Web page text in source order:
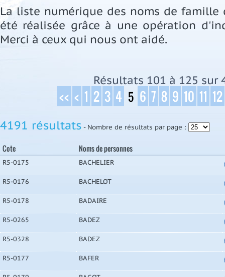
La liste numérique des noms de famille
été réalisée grâce à une opération
Merci à ceux qui nous ont aidé.
Résultats 101 à 125 sur
<< < 1 2 3 4 5 6 7 8 9 10 11 12
4191 résultats - Nombre de résultats par page :
Cote Noms de personnes
R5-0175 BACHELIER
R5-0176 BACHELOT
R5-0178 BADAIRE
R5-0265 BADEZ
R5-0328 BADEZ
R5-0177 BAFER